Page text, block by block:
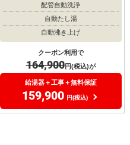
配管自動洗浄
自動たし湯
自動沸き上げ
クーポン利用で
164,900円(税込)が
給湯器＋工事＋無料保証
159,900 円(税込)